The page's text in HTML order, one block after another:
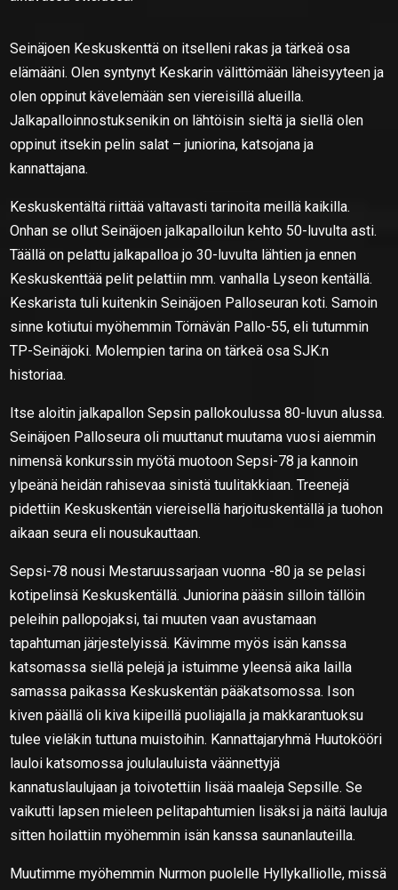
Seinäjoen Keskuskenttä on itselleni rakas ja tärkeä osa
elämääni. Olen syntynyt Keskarin välittömään läheisyyteen ja
olen oppinut kävelemään sen viereisillä alueilla.
Jalkapalloinnostuksenikin on lähtöisin sieltä ja siellä olen
oppinut itsekin pelin salat – juniorina, katsojana ja
kannattajana.
Keskuskentältä riittää valtavasti tarinoita meillä kaikilla.
Onhan se ollut Seinäjoen jalkapalloilun kehto 50-luvulta asti.
Täällä on pelattu jalkapalloa jo 30-luvulta lähtien ja ennen
Keskuskenttää pelit pelattiin mm. vanhalla Lyseon kentällä.
Keskarista tuli kuitenkin Seinäjoen Palloseuran koti. Samoin
sinne kotiutui myöhemmin Törnävän Pallo-55, eli tutummin
TP-Seinäjoki. Molempien tarina on tärkeä osa SJK:n
historiaa.
Itse aloitin jalkapallon Sepsin pallokoulussa 80-luvun alussa.
Seinäjoen Palloseura oli muuttanut muutama vuosi aiemmin
nimensä konkurssin myötä muotoon Sepsi-78 ja kannoin
ylpeänä heidän rahisevaa sinistä tuulitakkiaan. Treenejä
pidettiin Keskuskentän viereisellä harjoituskentällä ja tuohon
aikaan seura eli nousukauttaan.
Sepsi-78 nousi Mestaruussarjaan vuonna -80 ja se pelasi
kotipelinsä Keskuskentällä. Juniorina pääsin silloin tällöin
peleihin pallopojaksi, tai muuten vaan avustamaan
tapahtuman järjestelyissä. Kävimme myös isän kanssa
katsomassa siellä pelejä ja istuimme yleensä aika lailla
samassa paikassa Keskuskentän pääkatsomossa. Ison
kiven päällä oli kiva kiipeillä puoliajalla ja makkarantuoksu
tulee vieläkin tuttuna muistoihin. Kannattajaryhmä Huutokööri
lauloi katsomossa joululauluista väännettyjä
kannatuslaulujaan ja toivotettiin lisää maaleja Sepsille. Se
vaikutti lapsen mieleen pelitapahtumien lisäksi ja näitä lauluja
sitten hoilattiin myöhemmin isän kanssa saunanlauteilla.
Muutimme myöhemmin Nurmon puolelle Hyllykalliolle, missä